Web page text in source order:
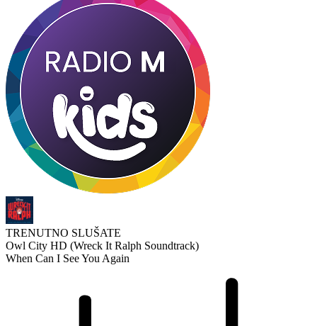
TRENUTNO SLUŠATE
Owl City HD (Wreck It Ralph Soundtrack)
When Can I See You Again